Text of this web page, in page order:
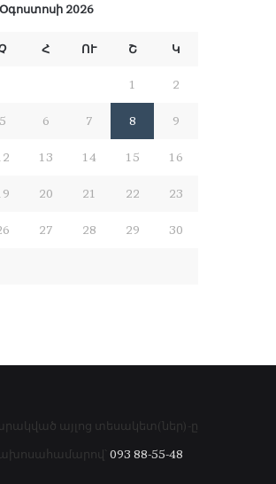
Օգոստոսի 2026
Հ ՈՒ Շ Կ
1 2
5 6 7 8 9
13 14 15 16
20 21 22 23
27 28 29 30
այլոց տեսակետ(ներ)-ը
093 88-55-48